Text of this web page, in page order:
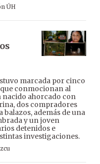
ÚH
marcada por cinco
conmocionan al
nacido ahorcado con
dos compradores
balazos, además de una
y un joven
detenidos e
investigaciones.